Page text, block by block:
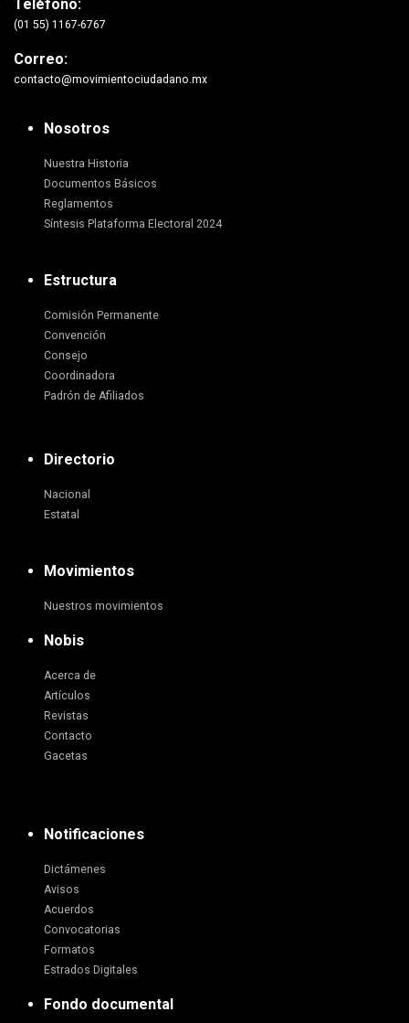
Teléfono:
(01 55) 1167-6767
Correo:
contacto@movimientociudadano.mx
Nosotros
Nuestra Historia
Documentos Básicos
Reglamentos
Síntesis Plataforma Electoral 2024
Estructura
Comisión Permanente
Convención
Consejo
Coordinadora
Padrón de Afiliados
Directorio
Nacional
Estatal
Movimientos
Nuestros movimientos
Nobis
Acerca de
Artículos
Revistas
Contacto
Gacetas
Notificaciones
Dictámenes
Avisos
Acuerdos
Convocatorias
Formatos
Estrados Digitales
Fondo documental